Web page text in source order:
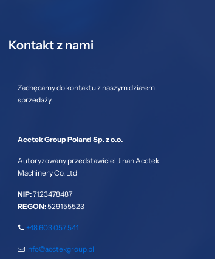
Kontakt z nami
Zachęcamy do kontaktu z naszym działem
sprzedaży.
Acctek Group Poland Sp. z o.o.
Autoryzowany przedstawiciel Jinan Acctek
Machinery Co. Ltd
NIP:7123478487
REGON:529155523
+48 603 057 541
info@acctekgroup.pl